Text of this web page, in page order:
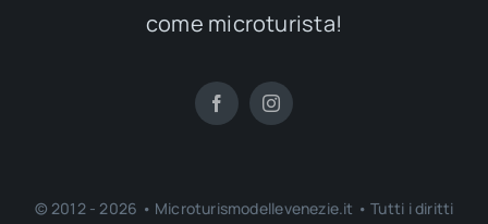
come microturista!
© 2012 - 2026 • Microturismodellevenezie.it • Tutti i diritti